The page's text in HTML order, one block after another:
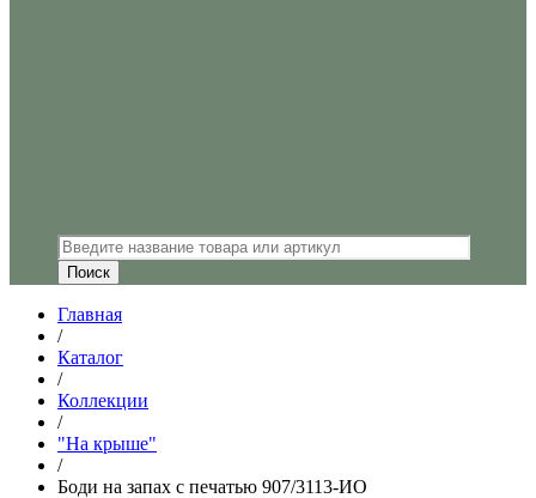
Главная
/
Каталог
/
Коллекции
/
"На крыше"
/
Боди на запах с печатью 907/3113-ИО